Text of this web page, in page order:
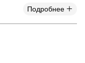
Подробнее